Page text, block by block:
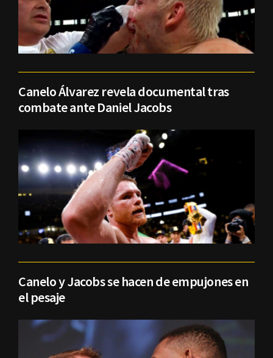
Canelo Álvarez revela documental tras
combate ante Daniel Jacobs
Canelo y Jacobs se hacen de empujones en
el pesaje